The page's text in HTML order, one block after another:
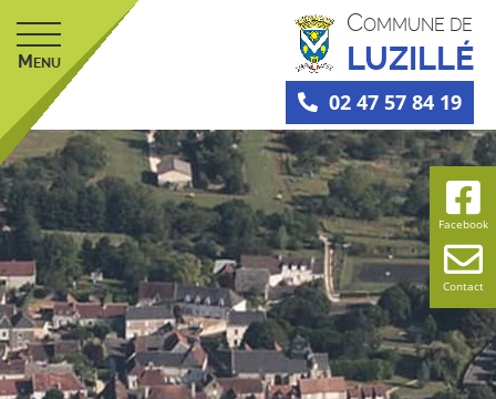
Facebook
Contact
M ENU
COMMUNE DE
LUZILLÉ
02 47 57 84 19